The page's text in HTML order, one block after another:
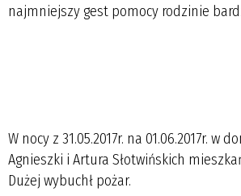
najmniejszy gest pomocy rodzinie
W nocy z 31.05.2017r. na 01.06.2017r. w
Agnieszki i Artura Słotwińskich
Dużej wybuchł pożar.